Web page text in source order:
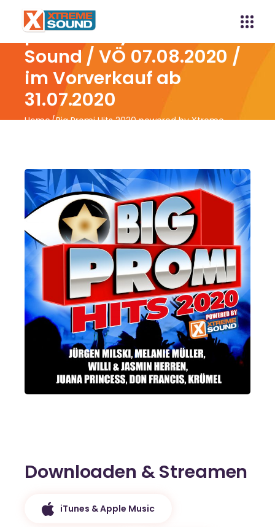
Big Promi Hits 2020
powered by Xtreme
Sound / VÖ 07.08.2020 /
im Vorverkauf ab
31.07.2020
Home Big Promi Hits 2020 powered by Xtreme
Downloaden & Streamen
iTunes & Apple Music